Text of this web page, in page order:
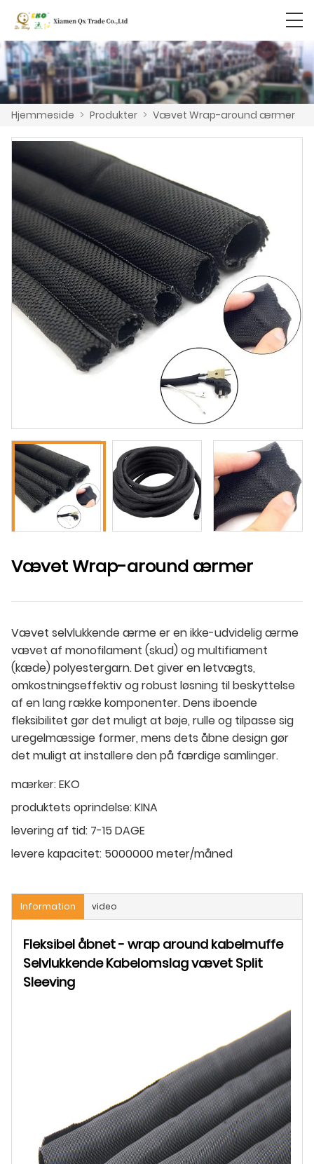
Hjemmeside > Produkter > Vævet Wrap-around ærmer
Vævet Wrap-around ærmer
Vævet selvlukkende ærme er en ikke-udvidelig ærme
vævet af monofilament (skud) og multifiament
(kæde) polyestergarn. Det giver en letvægts,
omkostningseffektiv og robust løsning til beskyttelse
af en lang række komponenter. Dens iboende
fleksibilitet gør det muligt at bøje, rulle og tilpasse sig
uregelmæssige former, mens dets åbne design gør
det muligt at installere den på færdige samlinger.
mærker:EKO
produktets oprindelse:KINA
levering af tid: 7-15 DAGE
levere kapacitet: 5000000 meter/måned
Information video
Fleksibel åbnet - wrap around kabelmuffe
Selvlukkende Kabelomslag vævet Split
Sleeving